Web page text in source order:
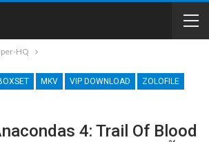
HQ
MKV VIP DOWNLOAD
ZOLOFILE
4: Trail Of Blood